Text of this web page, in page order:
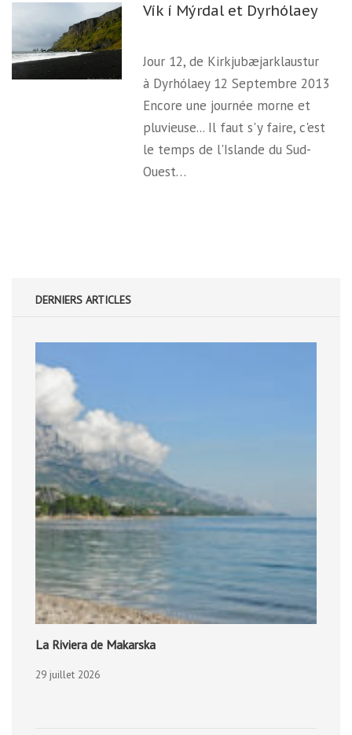
Vík í Mýrdal et Dyrhólaey
Jour 12, de Kirkjubæjarklaustur
à Dyrhólaey 12 Septembre 2013
Encore une journée morne et
pluvieuse... Il faut s'y faire, c'est
le temps de l'Islande du Sud-
Ouest…
DERNIERS ARTICLES
La Riviera de Makarska
29 juillet 2026